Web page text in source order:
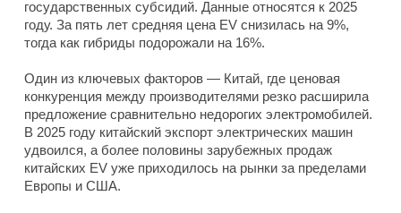
государственных субсидий. Данные относятся к 2025
году. За пять лет средняя цена EV снизилась на 9%,
тогда как гибриды подорожали на 16%.
Один из ключевых факторов — Китай, где ценовая
конкуренция между производителями резко расширила
предложение сравнительно недорогих электромобилей.
В 2025 году китайский экспорт электрических машин
удвоился, а более половины зарубежных продаж
китайских EV уже приходилось на рынки за пределами
Европы и США.